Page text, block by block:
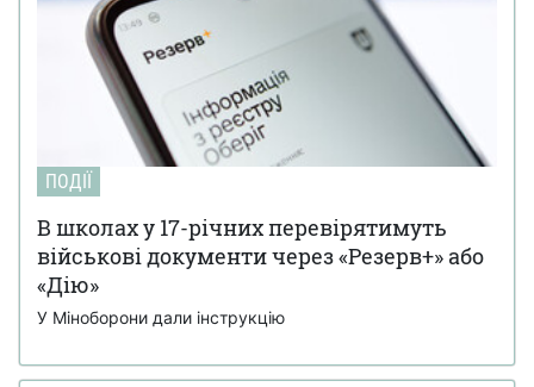
ПОДІЇ
В школах у 17-річних перевірятимуть
військові документи через «Резерв+» або
«Дію»
У Міноборони дали інструкцію